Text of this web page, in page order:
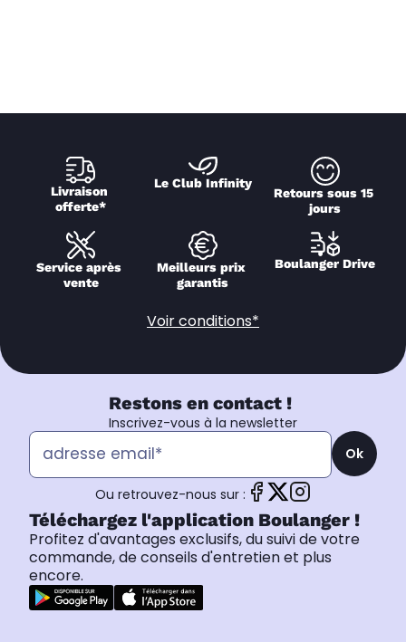
Livraison
offerte*
Le Club Infinity
Retours sous 15
jours
Service après
vente
Meilleurs prix
garantis
Boulanger Drive
Voir conditions*
Restons en contact !
Inscrivez-vous à la newsletter
Ok
Ou retrouvez-nous sur :
Téléchargez l'application Boulanger !
Profitez d'avantages exclusifs, du suivi de votre
commande, de conseils d'entretien et plus
encore.